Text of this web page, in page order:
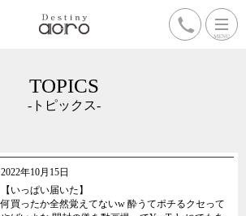
TOPICS
-トピックス-
2022年10月15日
【いっぱい届いた】
何買ったか全然覚えてないw 酔うてポチるクセって